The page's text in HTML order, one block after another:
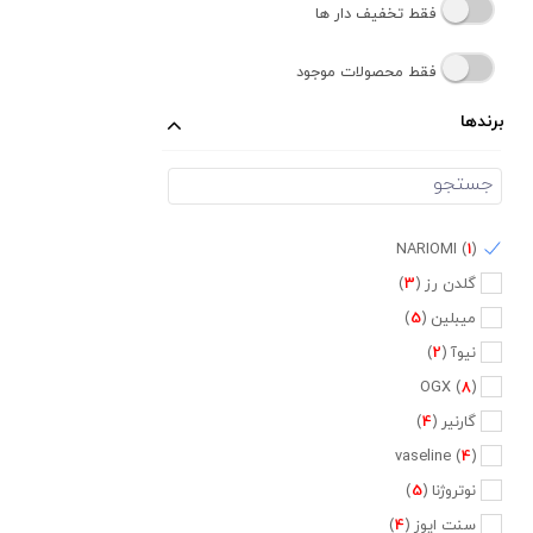
برندها
NARIOMI (1)
گلدن رز (3
)
میبلین (5
)
نیوآ (2
)
OGX (8)
گارنیر (4
)
vaseline (4)
نوتروژنا (5
)
سنت ایوز (4
)